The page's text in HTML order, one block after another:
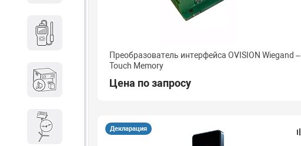
Атомно-эмиссионные
спектрометры
Весы и весовое оборудование
Преобразователь интерфейса OVISION Wiegand –
Touch Memory
Цена по запросу
Декларация